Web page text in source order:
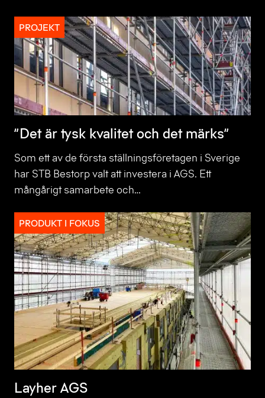
PROJEKT
”Det är tysk kvalitet och det märks”
Som ett av de första ställningsföretagen i Sverige
har STB Bestorp valt att investera i AGS. Ett
mångårigt samarbete och…
PRODUKT I FOKUS
Layher AGS